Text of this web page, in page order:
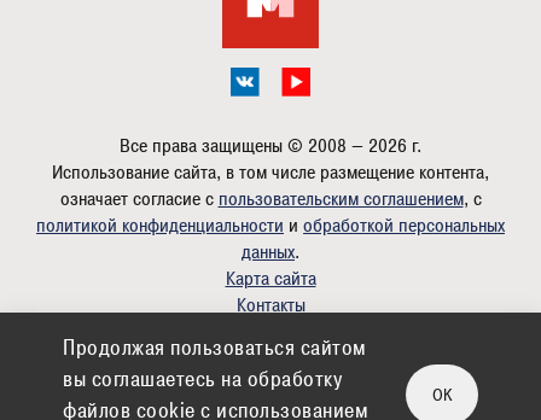
Все права защищены © 2008 — 2026 г.
Использование сайта, в том числе размещение контента,
означает согласие с пользовательским соглашением, с
политикой конфиденциальности и обработкой персональных
данных.
Карта сайта
Контакты
romanlazarev.com
Партнер: Фитнес в Электростали
Продолжая пользоваться сайтом
вы соглашаетесь на обработку
файлов cookie c использованием
OK